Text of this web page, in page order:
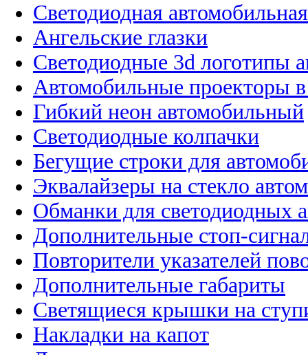
Светодиодная
Ангельские глазки
Светодиодные 3d логотипы
Автомобильные проекторы
Гибкий неон автомобильный
Светодиодные колпачки
Бегущие строки для
Эквалайзеры на стекло
Обманки для светодиодных
Дополнительные стоп-
Повторители указателей
Дополнительные габариты
Светящиеся крышки на
Накладки на капот